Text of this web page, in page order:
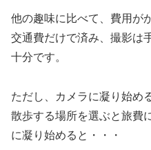
他の趣味に比べて、費用が
交通費だけで済み、撮影は
十分です。
ただし、カメラに凝り始め
散歩する場所を選ぶと旅費
に凝り始めると・・・